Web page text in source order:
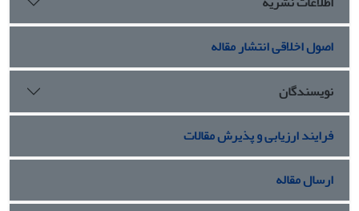
اصول اخلاقی انتشار مقاله
نویسندگان
فرایند ارزیابی و پذیرش مقالات
ارسال مقاله